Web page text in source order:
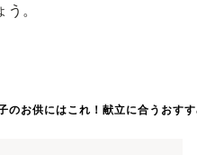
。
のお供にはこれ！献立に合うおす